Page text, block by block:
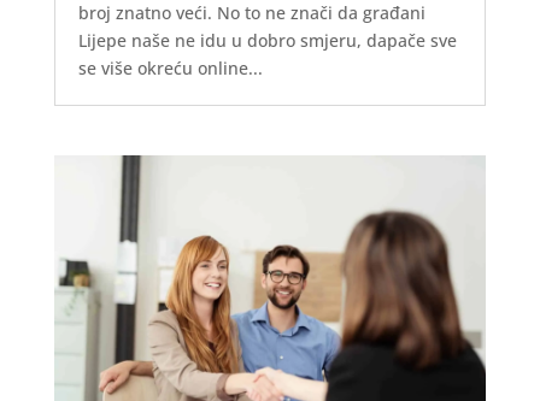
broj znatno veći. No to ne znači da građani
Lijepe naše ne idu u dobro smjeru, dapače sve
se više okreću online...